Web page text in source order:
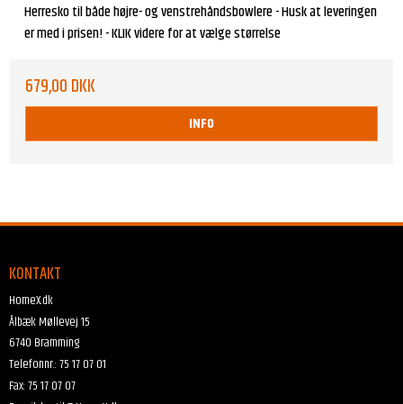
Herresko til både højre- og venstrehåndsbowlere - Husk at leveringen
er med i prisen! - KLIK videre for at vælge størrelse
679,00 DKK
INFO
KONTAKT
HomeX.dk
Ålbæk Møllevej 15
6740 Bramming
Telefonnr.:75 17 07 01
Fax:75 17 07 07